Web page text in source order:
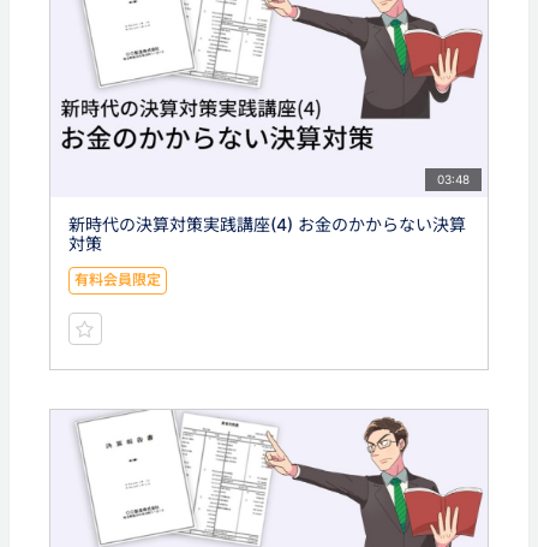
03:48
新時代の決算対策実践講座(4) お金のかからない決算
対策
有料会員限定